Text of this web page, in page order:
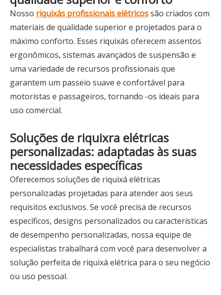
Nosso riquixás profissionais elétricossão criados com
materiais de qualidade superior e projetados para o
máximo conforto. Esses riquixás oferecem assentos
ergonômicos, sistemas avançados de suspensão e
uma variedade de recursos profissionais que
garantem um passeio suave e confortável para
motoristas e passageiros, tornando -os ideais para
uso comercial.
Soluções de riquixra elétricas
personalizadas: adaptadas às suas
necessidades específicas
Oferecemos soluções de riquixá elétricas
personalizadas projetadas para atender aos seus
requisitos exclusivos. Se você precisa de recursos
específicos, designs personalizados ou características
de desempenho personalizadas, nossa equipe de
especialistas trabalhará com você para desenvolver a
solução perfeita de riquixá elétrica para o seu negócio
ou uso pessoal.